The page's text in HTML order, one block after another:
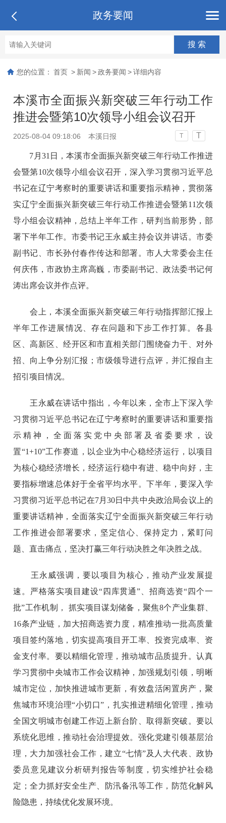
政务要闻
您的位置： 首页 > 新闻 > 政务要闻 > 详细内容
本溪市全面振兴新突破三年行动工作
推进会暨第10次领导小组会议召开
2025-08-04 09:18:06 本溪日报 T T
7月31日，本溪市全面振兴新突破三年行动工作推进
会暨第10次领导小组会议召开，深入学习贯彻习近平总
书记在辽宁考察时的重要讲话和重要指示精神，贯彻落
实辽宁全面振兴新突破三年行动工作推进会暨第11次领
导小组会议精神，总结上半年工作，研判当前形势，部
署下半年工作。市委书记王永威主持会议并讲话。市委
副书记、市长孙付春作传达和部署。市人大常委会主任
何庆伟，市政协主席高巍，市委副书记、政法委书记何
涛出席会议并作点评。
会上，本溪全面振兴新突破三年行动指挥部汇报上
半年工作进展情况、存在问题和下步工作打算。各县
区、高新区、经开区和市直相关部门围绕奋力干、对外
招、向上争分别汇报；市级领导进行点评，并汇报自主
招引项目情况。
王永威在讲话中指出，今年以来，全市上下深入学
习贯彻习近平总书记在辽宁考察时的重要讲话和重要指
示精神，全面落实党中央部署及省委要求，设
置“1+10”工作赛道，以企业为中心稳经济运行，以项目
为核心稳经济增长，经济运行稳中有进、稳中向好，主
要指标增速总体好于全省平均水平。下半年，要深入学
习贯彻习近平总书记在7月30日中共中央政治局会议上的
重要讲话精神，全面落实辽宁全面振兴新突破三年行动
工作推进会部署要求，坚定信心、保持定力，紧盯问
题、直击痛点，坚决打赢三年行动决胜之年决胜之战。
王永威强调，要以项目为核心，推动产业发展提
速。严格落实项目建设“四库贯通”、招商选资“四个一
批”工作机制， 抓实项目谋划储备，聚焦8个产业集群、
16条产业链，加大招商选资力度，精准推动一批高质量
项目签约落地，切实提高项目开工率、投资完成率、资
金支付率。要以精细化管理，推动城市品质提升。认真
学习贯彻中央城市工作会议精神，加强规划引领，明晰
城市定位，加快推进城市更新，有效盘活闲置房产，聚
焦城市环境治理“小切口”，扎实推进精细化管理，推动
全国文明城市创建工作迈上新台阶、取得新突破。要以
系统化思维，推动社会治理提效。强化党建引领基层治
理，大力加强社会工作，建立“七情”及人大代表、政协
委员意见建议分析研判报告等制度，切实维护社会稳
定；全力抓好安全生产、防汛备汛等工作，防范化解风
险隐患，持续优化发展环境。